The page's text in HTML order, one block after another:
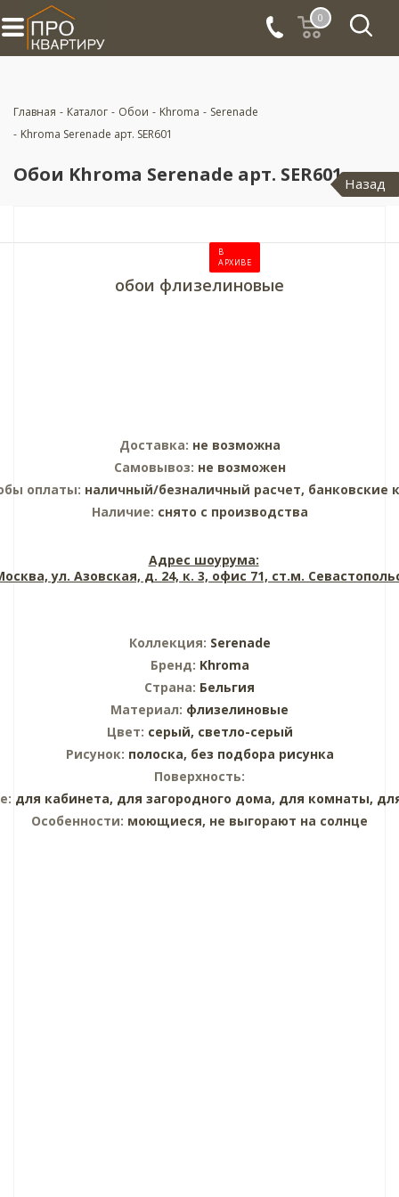
0
Главная - Каталог - Обои - Khroma - Serenade
- Khroma Serenade арт. SER601
Обои Khroma Serenade арт. SER601 Назад
В
АРХИВЕ
обои флизелиновые
Доставка: не возможна
Самовывоз: не возможен
оплаты: наличный/безналичный расчет, банковские
Наличие: снято с производства
Адрес шоурума:
ул. Азовская, д. 24, к. 3, офис 71, ст.м.
Коллекция: Serenade
Бренд: Khroma
Страна: Бельгия
Материал: флизелиновые
Цвет: серый, светло-серый
Рисунок: полоска, без подбора рисунка
Поверхность:
для кабинета, для загородного дома, для комнаты,
Особенности: моющиеся, не выгорают на солнце